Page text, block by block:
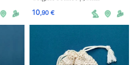
10,90 €